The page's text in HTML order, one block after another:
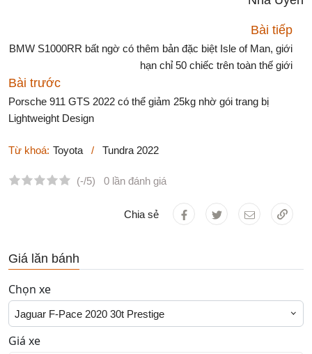
Bài tiếp
BMW S1000RR bất ngờ có thêm bản đặc biệt Isle of Man, giới
hạn chỉ 50 chiếc trên toàn thế giới
Bài trước
Porsche 911 GTS 2022 có thể giảm 25kg nhờ gói trang bị
Lightweight Design
Từ khoá: Toyota / Tundra 2022
(-/5) 0 lần đánh giá
Chia sẻ
Giá lăn bánh
Chọn xe
Jaguar F-Pace 2020 30t Prestige
Giá xe